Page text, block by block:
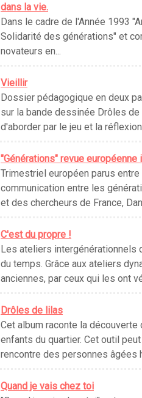
dans la vie.
Dans le cadre de l'Année 1993
Solidarité des générations" et
novateurs en...
Vieillir
Dossier pédagogique en deux
sur la bande dessinée Drôles
d'aborder par le jeu et la réflexion...
"Générations" revue
Trimestriel européen parus
communication entre les
et des chercheurs de France,
C'est du propre !
Les ateliers intergénérationnels
du temps. Grâce aux ateliers
anciennes, par ceux qui les ont
Drôles de lilas
Cet album raconte la
enfants du quartier. Cet outil
rencontre des personnes âgées
Quand je vais chez toi